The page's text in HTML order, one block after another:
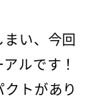
い、今回
ルです！
トがあり